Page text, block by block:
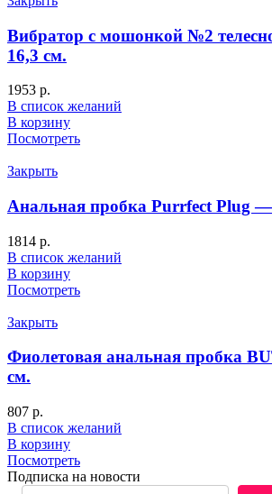
Вибратор с мошонкой №2
16,3 см.
1953 р.
В список желаний
В корзину
Посмотреть
Закрыть
Анальная пробка Purrfect Plug
1814 р.
В список желаний
В корзину
Посмотреть
Закрыть
Фиолетовая анальная пробка
см.
807 р.
В список желаний
В корзину
Посмотреть
Подписка на новости